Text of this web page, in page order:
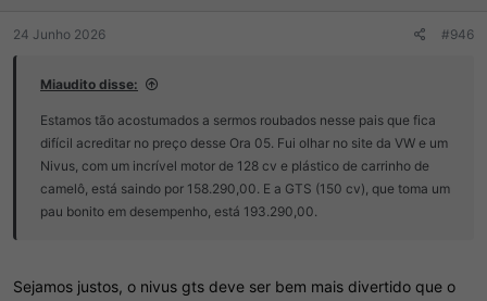
r
t
p
i
c
o
o
24 Junho 2026 #946
Miaudito disse:
Estamos tão acostumados a sermos roubados nesse pais que fica
difícil acreditar no preço desse Ora 05. Fui olhar no site da VW e um
Nivus, com um incrível motor de 128 cv e plástico de carrinho de
camelô, está saindo por 158.290,00. E a GTS (150 cv), que toma um
pau bonito em desempenho, está 193.290,00.
Sejamos justos, o nivus gts deve ser bem mais divertido que o